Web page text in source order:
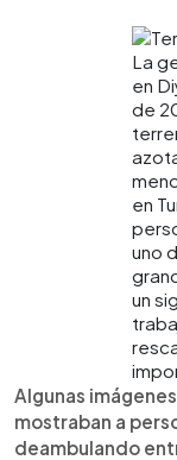
La
en
de
en
uno
un
Algunas
mostraban a
deambulando